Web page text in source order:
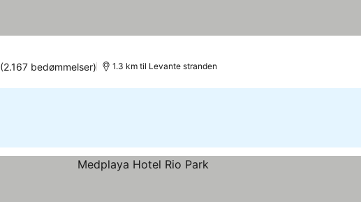
(2.167 bedømmelser) 1.3 km til Levante stranden